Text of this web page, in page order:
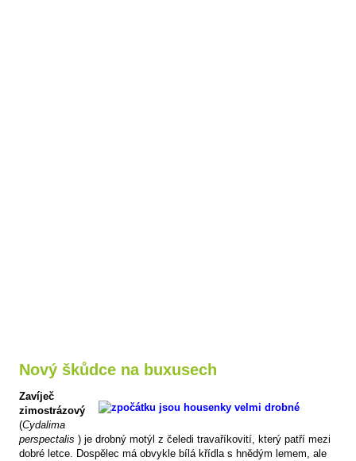
Nový škůdce na buxusech
Zavíječ
zimostrázový
(Cydalima
perspectalis ) je drobný motýl z čeledi travaříkovití, který patří mezi
dobré letce. Dospělec má obvykle bílá křídla s hnědým lemem, ale